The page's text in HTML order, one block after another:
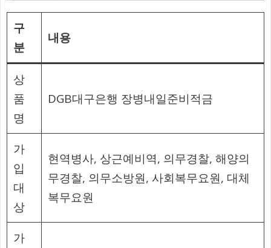
구
분
내용
상
품
명
DGB대구은행 장병내일준비적금
가
입
대
상
현역병사, 상근예비역, 의무경찰, 해양의
무경찰, 의무소방원, 사회복무요원, 대체
복무요원
가